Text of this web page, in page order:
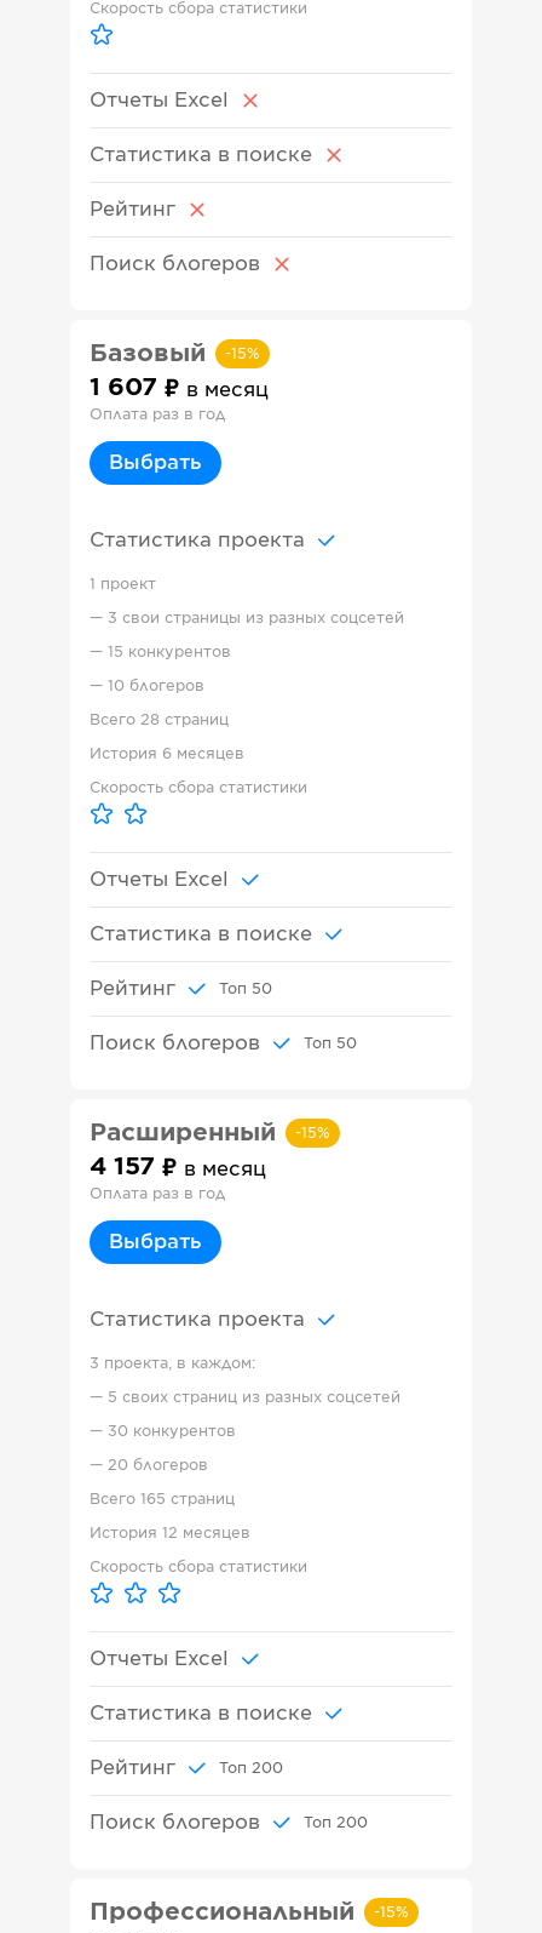
Скорость сбора статистики
Отчеты Excel
Статистика в поиске
Рейтинг
Поиск блогеров
Базовый -15%
1 607 в месяц
Оплата раз в год
Выбрать
Статистика проекта
1 проект
— 3 свои страницы из разных соцсетей
— 15 конкурентов
— 10 блогеров
Всего 28 страниц
История 6 месяцев
Скорость сбора статистики
Отчеты Excel
Статистика в поиске
Рейтинг Топ 50
Поиск блогеров Топ 50
Расширенный -15%
4 157 в месяц
Оплата раз в год
Выбрать
Статистика проекта
3 проекта, в каждом:
— 5 своих страниц из разных соцсетей
— 30 конкурентов
— 20 блогеров
Всего 165 страниц
История 12 месяцев
Скорость сбора статистики
Отчеты Excel
Статистика в поиске
Рейтинг Топ 200
Поиск блогеров Топ 200
Профессиональный -15%